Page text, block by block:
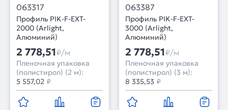
063317
Профиль PIK-F-EXT-
2000 (Arlight,
Алюминий)
2 778,51₽/м
Пленочная упаковка
(полистирол) (2 м):
5 557,02 ₽
063387
Профиль PIK-F-EXT-
3000 (Arlight,
Алюминий)
2 778,51₽/м
Пленочная упаковка
(полистирол) (3 м):
8 335,53 ₽